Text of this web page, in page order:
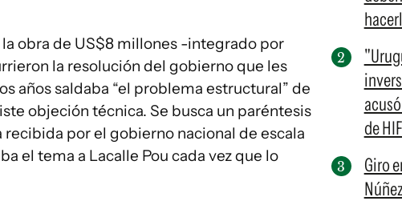
obra de US$8 millones -integrado por
la resolución del gobierno que les
años saldaba “el problema estructural” de
objeción técnica. Se busca un paréntesis
por el gobierno nacional de escala
el tema a Lacalle Pou cada vez que lo
de
Giro